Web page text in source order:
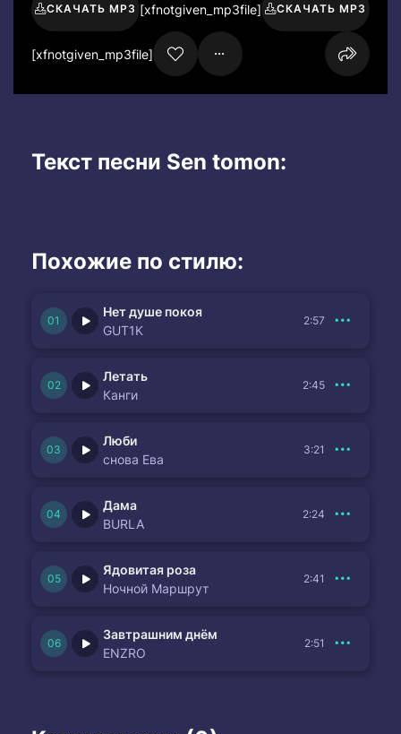
СКАЧАТЬ MP3 [xfnotgiven_mp3file] СКАЧАТЬ MP3
[xfnotgiven_mp3file]
Текст песни Sen tomon:
Похожие по стилю:
Нет душе покоя
GUT1K
2:57
Летать
Канги
2:45
Люби
снова Ева
3:21
Дама
BURLA
2:24
Ядовитая роза
Ночной Маршрут
2:41
Завтрашним днём
ENZRO
2:51